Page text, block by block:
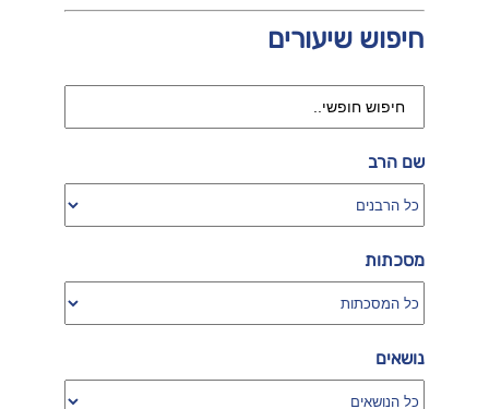
חיפוש שיעורים
שם הרב
מסכתות
נושאים